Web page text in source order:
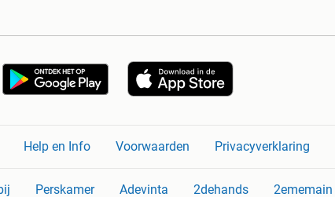
Help en Info Voorwaarden Privacyverklaring
Perskamer Adevinta 2dehands 2ememain